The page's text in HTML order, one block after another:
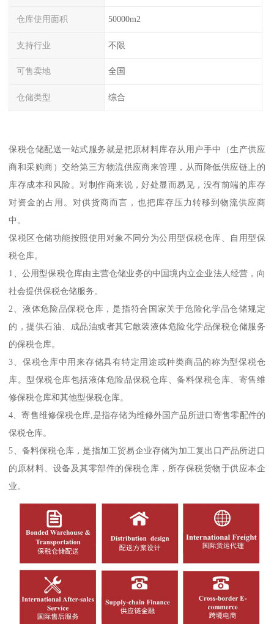
仓库使用面积 50000m2
支持行业 不限
可售卖地 全国
仓储类型 综合
保税仓储配送一站式服务就是把原材料库存从用户手中（生产供应
商和采购商）交给第三方物流供应商来管理，从而降低供应链上的
库存成本和风险。对制作商来说，好处显而易见，没有前端的库存
对资金的占用。对供货商而言，也把库存压力转移到物流供应商
中。
保税区仓储功能按照使用对象不同分为公用型保税仓库、自用型保
税仓库。
1、公用型保税仓库由主营仓储业务的中国境内立企业法人经营，向
社会提供保税仓储服务。
2、液体危险品保税仓库，是指符合国家关于危险化学品仓储规定
的，提供石油、成品油或者其它散装液体危险化学品保税仓储服务
的保税仓库。
3、保税仓库中用来存储具有特定用途或种类商品的称为型保税仓
库。型保税仓库包括液体危险品保税仓库、备料保税仓库、寄售维
修保税仓库和其他型保税仓库。
4、寄售维修保税仓库,是指存储为维修外国产品所进口寄售零配件的
保税仓库。
5、备料保税仓库，是指加工贸易企业存储为加工复出口产品所进口
的原材料、设备及其零部件的保税仓库，所存保税货物于供应本企
业。